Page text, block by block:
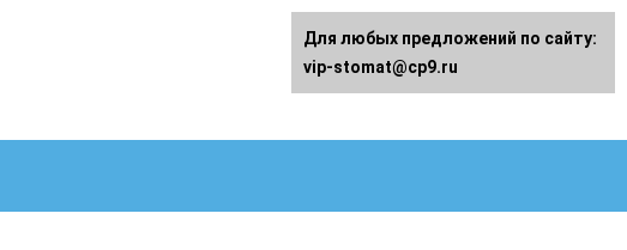
Для любых предложений по сайту:
vip-stomat@cp9.ru